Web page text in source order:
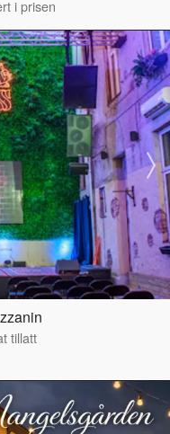
i prisen
tillatt